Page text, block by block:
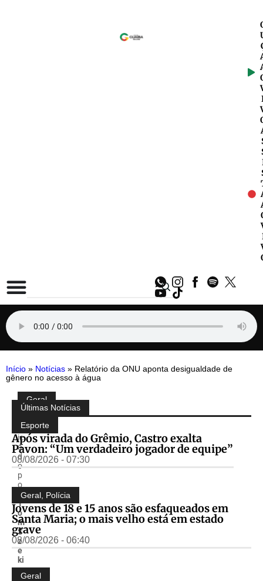
Início » Notícias » Relatório da ONU aponta desigualdade de
gênero no acesso à água
Compartilhe:
Geral
P
bl
ic
a
d
o
p
o
T
o
m
S
z
e
ki
r
Últimas Notícias
Esporte
Após virada do Grêmio, Castro exalta
Pavon: “Um verdadeiro jogador de equipe”
08/08/2026 - 07:30
Geral Polícia
Jovens de 18 e 15 anos são esfaqueados em
Santa Maria; o mais velho está em estado
grave
08/08/2026 - 06:40
Geral